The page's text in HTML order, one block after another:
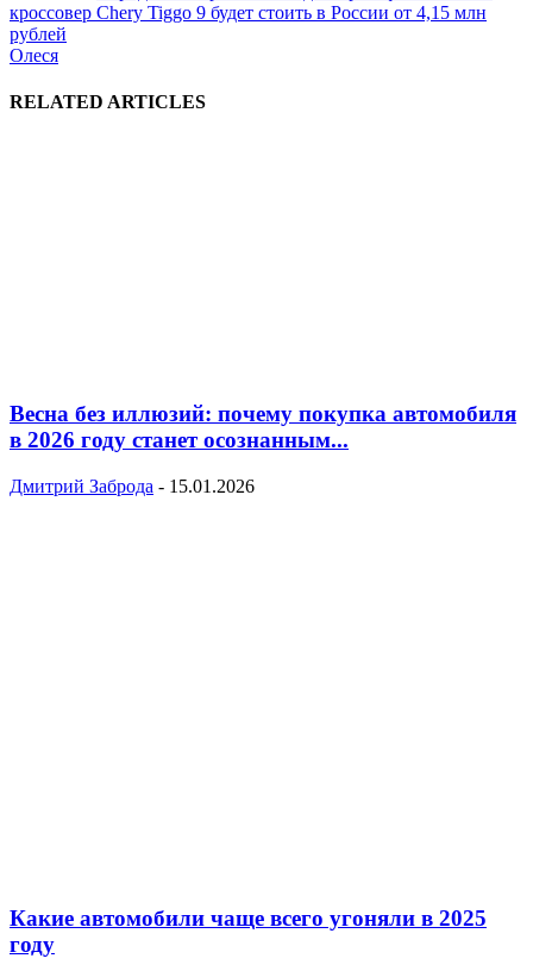
кроссовер Chery Tiggo 9 будет стоить в России от 4,15 млн
рублей
Олеся
RELATED ARTICLES
Весна без иллюзий: почему покупка автомобиля
в 2026 году станет осознанным...
Дмитрий Заброда - 15.01.2026
Какие автомобили чаще всего угоняли в 2025
году